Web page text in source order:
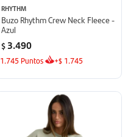
RHYTHM
Buzo Rhythm Crew Neck Fleece -
Azul
$ 3.490
1.745 Puntos +$ 1.745